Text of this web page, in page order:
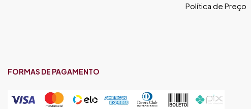
Política de Preço
FORMAS DE PAGAMENTO